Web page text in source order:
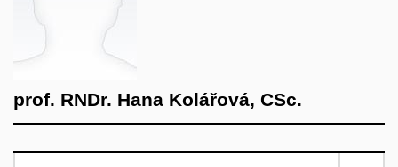
prof. RNDr. Hana Kolářová, CSc.